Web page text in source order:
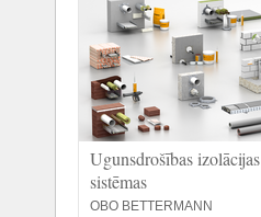
Ugunsdrošības izolācijas
sistēmas
OBO BETTERMANN